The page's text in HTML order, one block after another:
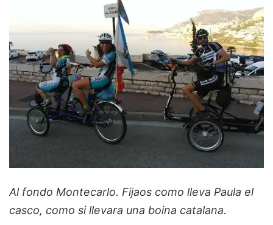
Al fondo Montecarlo. Fijaos como lleva Paula el
casco, como si llevara una boina catalana.